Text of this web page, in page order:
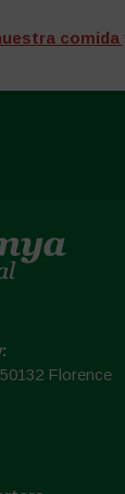
Florence